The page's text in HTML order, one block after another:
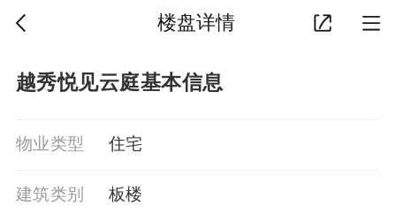
楼盘详情
越秀悦见云庭基本信息
物业类型 住宅
建筑类别 板楼